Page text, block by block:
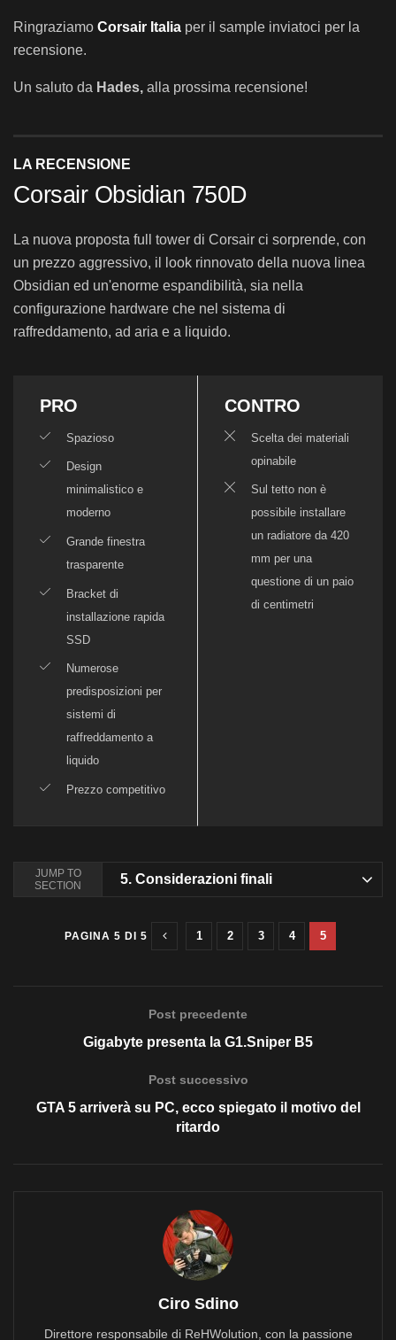
Ringraziamo Corsair Italia per il sample inviatoci per la
recensione.
Un saluto da Hades, alla prossima recensione!
LA RECENSIONE
Corsair Obsidian 750D
La nuova proposta full tower di Corsair ci sorprende, con
un prezzo aggressivo, il look rinnovato della nuova linea
Obsidian ed un'enorme espandibilità, sia nella
configurazione hardware che nel sistema di
raffreddamento, ad aria e a liquido.
PRO
Spazioso
Design
minimalistico e
moderno
Grande finestra
trasparente
Bracket di
installazione rapida
SSD
Numerose
predisposizioni per
sistemi di
raffreddamento a
liquido
Prezzo competitivo
CONTRO
Scelta dei materiali
opinabile
Sul tetto non è
possibile installare
un radiatore da 420
mm per una
questione di un paio
di centimetri
JUMP TO
SECTION
5. Considerazioni finali
PAGINA 5 DI 5 1 2 3 4 5
Post precedente
Gigabyte presenta la G1.Sniper B5
Post successivo
GTA 5 arriverà su PC, ecco spiegato il motivo del
ritardo
Ciro Sdino
Direttore responsabile di ReHWolution, con la passione